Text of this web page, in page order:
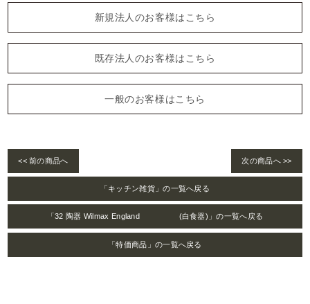
新規法人のお客様はこちら
既存法人のお客様はこちら
一般のお客様はこちら
<< 前の商品へ 次の商品へ >>
「キッチン雑貨」の一覧へ戻る
「32 陶器 Wilmax England (白食器)」の一覧へ戻る
「特価商品」の一覧へ戻る